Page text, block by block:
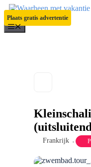
Ga
naar
de
inhoud
Plaats gratis advertentie
Menu
Frankrijk